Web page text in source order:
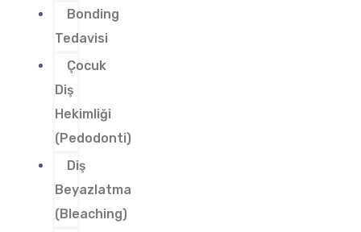
Bonding
Tedavisi
Çocuk
Diş
Hekimliği
(Pedodonti)
Diş
Beyazlatma
(Bleaching)